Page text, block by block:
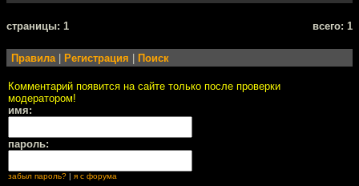
cтраницы: 1 всего: 1
Правила| Регистрация Поиск
Комментарий появится на сайте только после проверки
модератором!
имя:
пароль:
забыл пароль? я с форума